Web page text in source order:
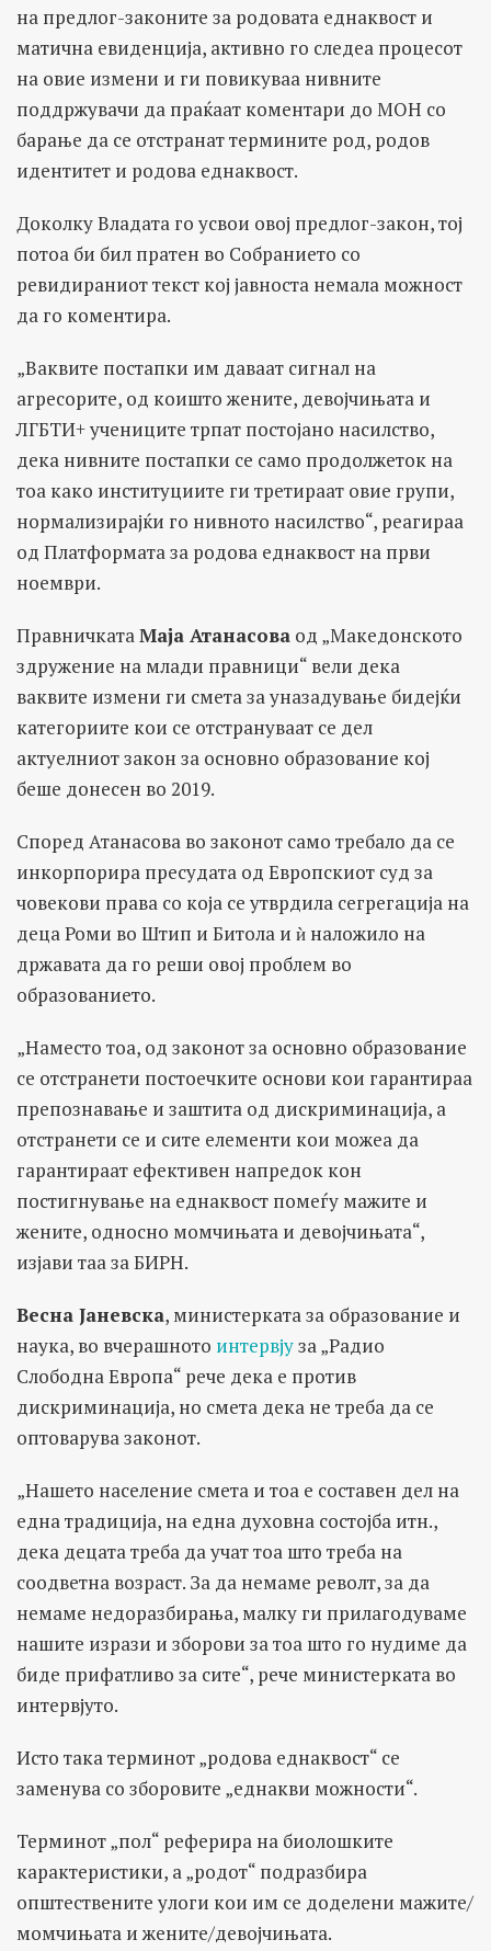
на предлог-законите за родовата еднаквост и
матична евиденција, активно го следеа процесот
на овие измени и ги повикуваа нивните
поддржувачи да праќаат коментари до МОН со
барање да се отстранат термините род, родов
идентитет и родова еднаквост.
Доколку Владата го усвои овој предлог-закон, тој
потоа би бил пратен во Собранието со
ревидираниот текст кој јавноста немала можност
да го коментира.
„Ваквите постапки им даваат сигнал на
агресорите, од коишто жените, девојчињата и
ЛГБТИ+ учениците трпат постојано насилство,
дека нивните постапки се само продолжеток на
тоа како институциите ги третираат овие групи,
нормализирајќи го нивното насилство“, реагираа
од Платформата за родова еднаквост на први
ноември.
ПравничкатаМаја Атанасова од „Македонското
здружение на млади правници“ вели дека
ваквите измени ги смета за уназадување бидејќи
категориите кои се отстрануваат се дел
актуелниот закон за основно образование кој
беше донесен во 2019.
Според Атанасова во законот само требало да се
инкорпорира пресудата од Европскиот суд за
човекови права со која се утврдила сегрегација на
деца Роми во Штип и Битола и ѝ наложило на
државата да го реши овој проблем во
образованието.
„Наместо тоа, од законот за основно образование
се отстранети постоечките основи кои гарантираа
препознавање и заштита од дискриминација, а
отстранети се и сите елементи кои можеа да
гарантираат ефективен напредок кон
постигнување на еднаквост помеѓу мажите и
жените, односно момчињата и девојчињата“,
изјави таа за БИРН.
Весна Јаневска, министерката за образование и
наука, во вчерашното интервјуза „Радио
Слободна Европа“ рече дека е против
дискриминација, но смета дека не треба да се
оптоварува законот.
„Нашето население смета и тоа е составен дел на
една традиција, на една духовна состојба итн.,
дека децата треба да учат тоа што треба на
соодветна возраст. За да немаме револт, за да
немаме недоразбирања, малку ги прилагодуваме
нашите изрази и зборови за тоа што го нудиме да
биде прифатливо за сите“, рече министерката во
интервјуто.
Исто така терминот „родова еднаквост“ се
заменува со зборовите „еднакви можности“.
Терминот „пол“ реферира на биолошките
карактеристики, а „родот“ подразбира
општествените улоги кои им се доделени мажите/
момчињата и жените/девојчињата.